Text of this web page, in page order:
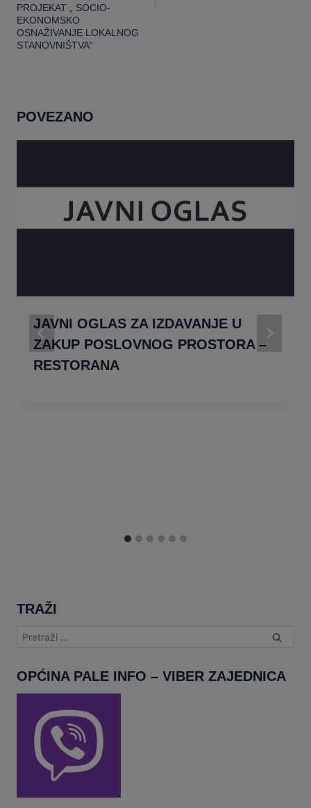
PROJEKAT „ SOCIO-
EKONOMSKO
OSNAŽIVANJE LOKALNOG
STANOVNIŠTVA“
POVEZANO
JAVNI OGLAS ZA IZDAVANJE U
ZAKUP POSLOVNOG PROSTORA –
RESTORANA
TRAŽI
Pretraga:
OPĆINA PALE INFO – VIBER ZAJEDNICA
This will close in